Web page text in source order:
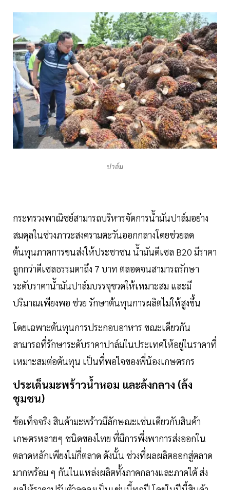
ปาล์ม
กระทรวงพาณิชย์สามารถบริหารจัดการนํ้ามันปาล์มอย่าง
สมดุลในช่วงภาวะสงครามตะวันออกกลางโดยช่วยลด
ต้นทุนภาคการขนส่งให้ประชาชน นํ้ามันดีเซล B20 มีราคา
ถูกกว่าดีเซลธรรมดาถึง 7 บาท ตลอดจนสามารถรักษา
ระดับราคานํ้ามันปาล์มบรรจุขวดให้เหมาะสม และมี
ปริมาณเพียงพอ ช่วย รักษาต้นทุนการผลิตไม่ให้สูงขึ้น
โดยเฉพาะต้นทุนการประกอบอาหาร ขณะเดียวกัน
สามารถที่รักษาระดับราคาปาล์มในประเทศให้อยู่ในราคาที่
เหมาะสมต่อต้นทุน เป็นที่พอใจของพี่น้องเกษตรกร
ประเด็นมะพร้าวนํ้าหอม และล้งกลาง (ล้ง
ชุมชน)
ข้อเท็จจริง สินค้ามะพร้าวมีลักษณะเช่นเดียวกับสินค้า
เกษตรหลายๆ ชนิดของไทย ที่มีการพึ่งพาการส่งออกใน
ตลาดหลักเพียงไม่กี่ตลาด ดังนั้น ช่วงที่ผลผลิตออกสู่ตลาด
มากพร้อม ๆ กันในแหล่งผลิตทั้งภาคกลางและภาคใต้ ส่ง